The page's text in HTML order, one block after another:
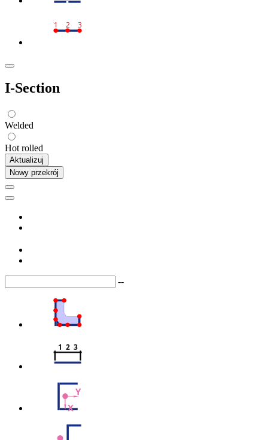
1 2 3
I-Section
Welded
Hot rolled
Aktualizuj
Nowy przekrój
--
1  2  3
Y
X